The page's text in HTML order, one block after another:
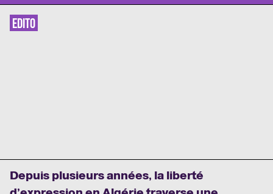
EDITO
Depuis plusieurs années, la liberté